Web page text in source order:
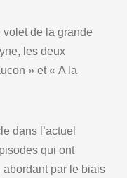
de la grande
les deux
» et « A la
dans l’actuel
qui ont
abordant par le biais